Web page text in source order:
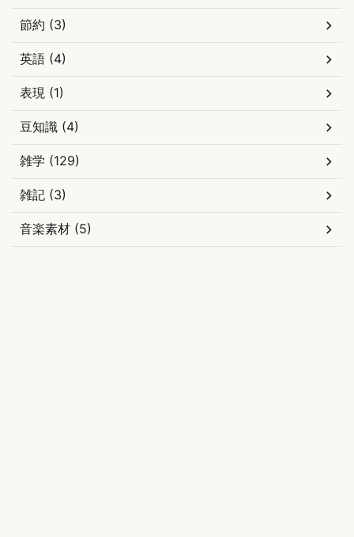
節約 (3)
英語 (4)
表現 (1)
豆知識 (4)
雑学 (129)
雑記 (3)
音楽素材 (5)